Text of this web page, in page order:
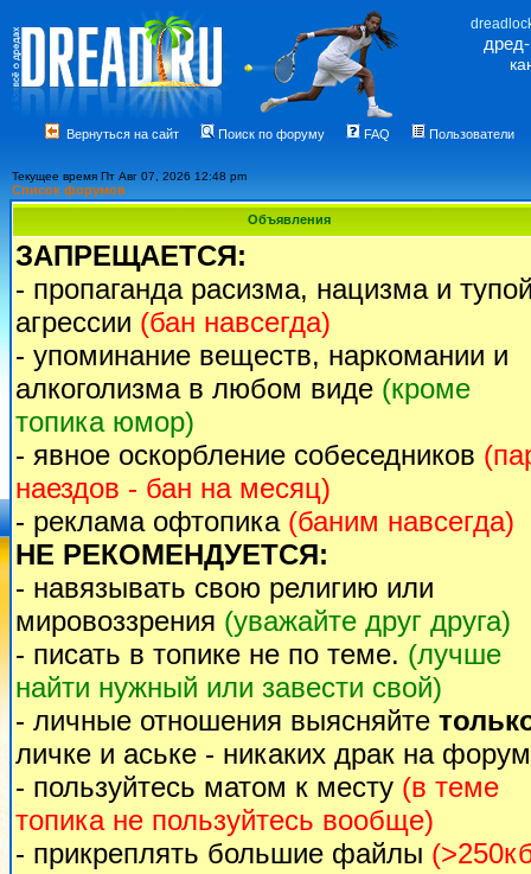
Вернуться на сайт Поиск по форуму FAQ Пользователи
Текущее время Пт Авг 07, 2026 12:48 pm
Список форумов
Объявления
ЗАПРЕЩАЕТСЯ:
- пропаганда расизма, нацизма и
агрессии (бан навсегда)
- упоминание веществ, наркомании и
алкоголизма в любом виде (кроме
топика юмор)
- явное оскорбление собеседников
наездов - бан на месяц)
- реклама офтопика (баним навсегда)
НЕ РЕКОМЕНДУЕТСЯ:
- навязывать свою религию или
мировоззрения (уважайте друг друга)
- писать в топике не по теме. (лучше
найти нужный или завести свой)
- личные отношения выясняйте
личке и аське - никаких драк на
- пользуйтесь матом к месту (в теме
топика не пользуйтесь вообще)
- прикреплять большие файлы